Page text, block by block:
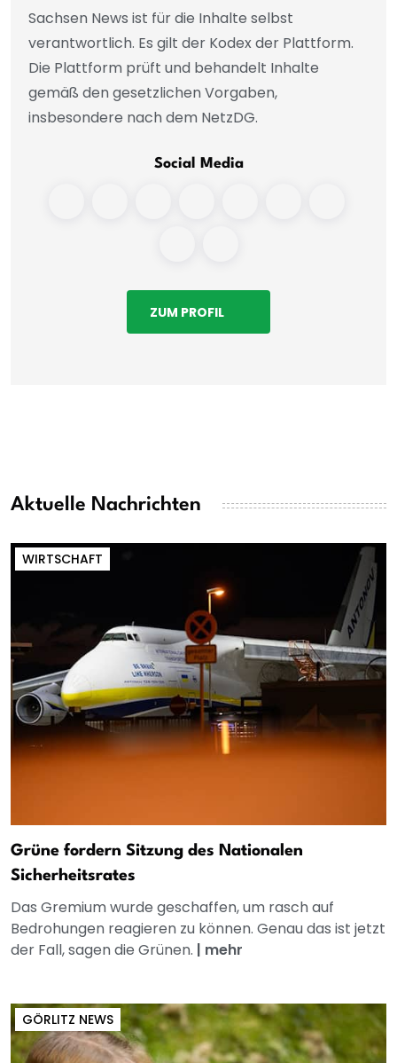
Sachsen News ist für die Inhalte selbst
verantwortlich. Es gilt der Kodex der Plattform.
Die Plattform prüft und behandelt Inhalte
gemäß den gesetzlichen Vorgaben,
insbesondere nach dem NetzDG.
Social Media
ZUM PROFIL
Aktuelle Nachrichten
WIRTSCHAFT
Grüne fordern Sitzung des Nationalen
Sicherheitsrates
Das Gremium wurde geschaffen, um rasch auf
Bedrohungen reagieren zu können. Genau das ist jetzt
der Fall, sagen die Grünen. | mehr
GÖRLITZ NEWS